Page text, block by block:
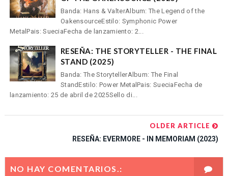
Banda: Hans & ValterAlbum: The Legend of the
OakensourceEstilo: Symphonic Power
MetalPais: SueciaFecha de lanzamiento: 2...
RESEÑA: THE STORYTELLER - THE FINAL
STAND (2025)
Banda: The StorytellerAlbum: The Final
StandEstilo: Power MetalPais: SueciaFecha de
lanzamiento: 25 de abril de 2025Sello di...
OLDER ARTICLE
RESEÑA: EVERMORE - IN MEMORIAM (2023)
NO HAY COMENTARIOS.: